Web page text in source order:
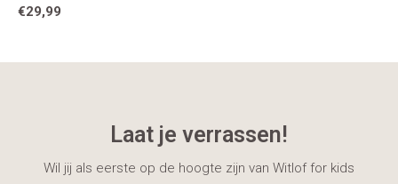
€29,99
Laat je verrassen!
Wil jij als eerste op de hoogte zijn van Witlof for kids